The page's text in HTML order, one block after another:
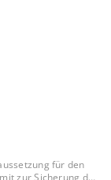
für den